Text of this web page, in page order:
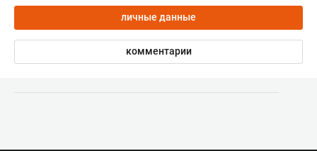
личные данные
комментарии